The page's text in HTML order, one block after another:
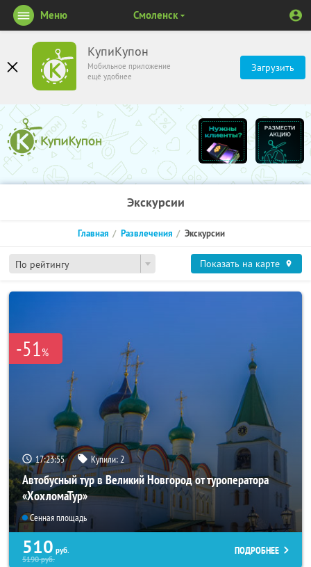
КупиКупон
Мобильное приложение
ещё удобнее
Загрузить
Меню Смоленск
Экскурсии
По рейтингу
Главная Развлечения Экскурсии
Показать на карте
-51%
17:23:54 Купили: 2
Автобусный тур в Великий Новгород от туроператора
«ХохломаТур»
Сенная площадь
510 руб.
5190руб.
ПОДРОБНЕЕ